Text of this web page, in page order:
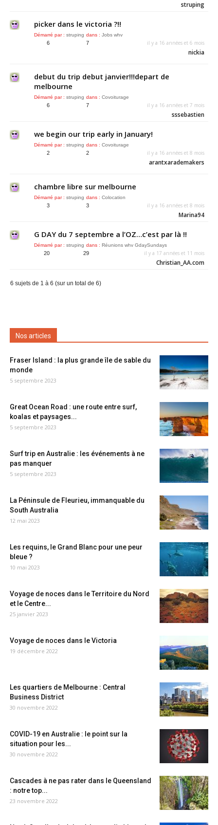
struping
picker dans le victoria ?!!
Démarré par : struping dans : Jobs whv
6 7 il y a 16 années et 6 mois
nickia
debut du trip debut janvier!!!depart de
melbourne
Démarré par : struping dans : Covoiturage
6 7 il y a 16 années et 7 mois
sssebastien
we begin our trip early in January!
Démarré par : struping dans : Covoiturage
2 2 il y a 16 années et 8 mois
arantxarademakers
chambre libre sur melbourne
Démarré par : struping dans : Colocation
3 3 il y a 16 années et 8 mois
Marina94
G DAY du 7 septembre a l’OZ…c’est par là !!
Démarré par : struping dans : Réunions whv GdaySundays
20 29 il y a 17 années et 11 mois
Christian_AA.com
6 sujets de 1 à 6 (sur un total de 6)
Nos articles
Fraser Island : la plus grande île de sable du
monde
5 septembre 2023
Great Ocean Road : une route entre surf,
koalas et paysages...
5 septembre 2023
Surf trip en Australie : les événements à ne
pas manquer
5 septembre 2023
La Péninsule de Fleurieu, immanquable du
South Australia
12 mai 2023
Les requins, le Grand Blanc pour une peur
bleue ?
10 mai 2023
Voyage de noces dans le Territoire du Nord
et le Centre...
25 janvier 2023
Voyage de noces dans le Victoria
19 décembre 2022
Les quartiers de Melbourne : Central
Business District
30 novembre 2022
COVID-19 en Australie : le point sur la
situation pour les...
30 novembre 2022
Cascades à ne pas rater dans le Queensland
: notre top...
23 novembre 2022